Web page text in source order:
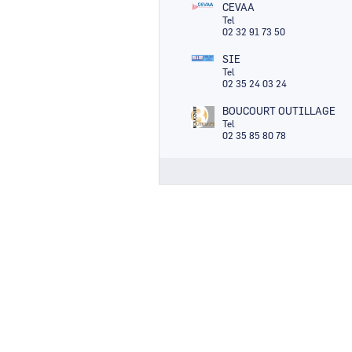
CEVAA
Tel
02 32 91 73 50
SIE
Tel
02 35 24 03 24
BOUCOURT OUTILLAGE
Tel
02 35 85 80 78